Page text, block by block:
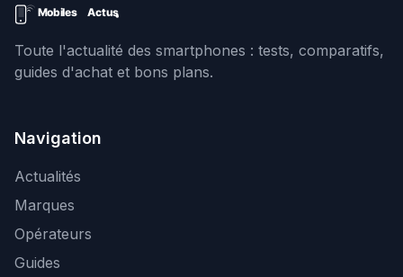
Toute l'actualité des smartphones : tests, comparatifs,
guides d'achat et bons plans.
Navigation
Actualités
Marques
Opérateurs
Guides